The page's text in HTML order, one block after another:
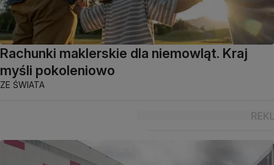
Rachunki maklerskie dla niemowląt. Kraj
myśli pokoleniowo
ZE ŚWIATA